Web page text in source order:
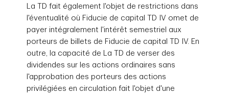
La TD fait également l'objet de restrictions dans
l'éventualité où Fiducie de capital TD IV omet de
payer intégralement l'intérêt semestriel aux
porteurs de billets de Fiducie de capital TD IV. En
outre, la capacité de La TD de verser des
dividendes sur les actions ordinaires sans
l'approbation des porteurs des actions
privilégiées en circulation fait l'objet d'une